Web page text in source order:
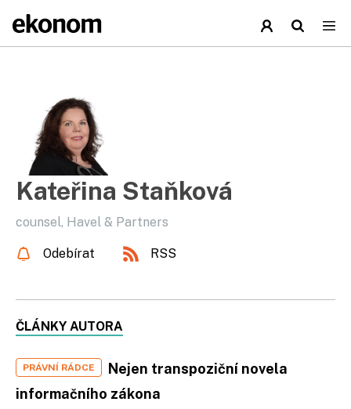
Kateřina Staňková
counsel, Havel & Partners
Odebírat RSS
ČLÁNKY AUTORA
PRÁVNÍ RÁDCE
Nejen transpoziční novela
informačního zákona